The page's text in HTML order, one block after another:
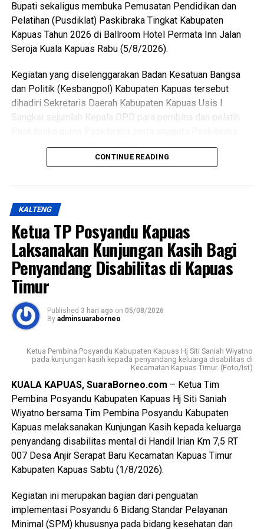
diberangkatkan menuju Bumi Perkemahan dan Graha
Wisata (Buperta) Cibubur Jakarta, untuk mengikuti agenda
Jamnas pada 13–23 Agustus 2026.
“Mereka akan bergabung dengan Pramuka Penggalang se-
Indonesia menurut informasi juga hadir Pramuka se-Asia
Tenggara. Ini merupakan hal positif bagi perkembangan
anak-anak terutama duta Pramuka Kabupaten Kapuas,”
ujarnya. (Ujg/SB)
Messenger
Bupati sekaligus membuka Pemusatan Pendidikan dan
Pelatihan (Pusdiklat) Paskibraka Tingkat Kabupaten
Kapuas Tahun 2026 di Ballroom Hotel Permata Inn Jalan
Seroja Kuala Kapuas Rabu (5/8/2026).
Kegiatan yang diselenggarakan Badan Kesatuan Bangsa
dan Politik (Kesbangpol) Kabupaten Kapuas tersebut
dihadiri Sekretaris Daerah Kabupaten Kapuas Usis I
Sangkai sejumlah Kepala OPD para pembina dan pelatih
Kabupaten Kapuas Tahun 2026.
Kabupaten Kapuas berkomitmen mewujudkan
sumber daya manusia sebagai bagian dari visi daerah,
yakni mewujudkan masyarakat Kabupaten Kapuas yang
berdaya saing, sejahtera indah aman dan religius.
Ia mengatakan keberhasilan pembangunan tidak hanya
diukur dari kemajuan fisik dan ekonomi tetapi juga dari
lahirnya generasi muda yang memiliki integritas jiwa
nasionalisme mampu beradaptasi dengan perkembangan
zaman, serta tetap berpegang teguh pada nilai-nilai
bernegara.
$Paskibraka merupakan wadah pembentukan karakter
generasi muda yang berlandaskan nilai-nilai Pancasila
cinta tanah air disiplin tanggung jawab kepemimpinan, dan
semangat gotong royong,” ujarnya.
Kepala Badan Kesbangpol Kabupaten Kapuas Yunabut
menyampaikan kegiatan tersebut merupakan tindak lanjut
Keputusan Kepala Badan Pembinaan Ideologi Pancasila
(BPIP) Nomor 50 Tahun 2024 tentang Tata Cara
Pengangkatan Pertama Kali Pelaksana Duta Pancasila
Paskibraka Indonesia Tingkat Provinsi dan
CONTINUE READING
KALTENG
Ketua TP Posyandu Kapuas
Laksanakan Kunjungan Kasih Bagi
Penyandang Disabilitas di Kapuas
Timur
Published 3 hari ago on 05/08/2026
By adminsuaraborneo
Ketua Pembina Posyandu Kabupaten Kapuas Hj Siti Saniah Wiyatno
pada kunjungan kasih kepada penyandang keluarga disabilitas di
Kecamatan Kapuas Timur. (Foto/Ist)
KUALA KAPUAS, SuaraBorneo.com – Ketua Tim
Pembina Posyandu Kabupaten Kapuas Hj Siti Saniah
Wiyatno bersama Tim Pembina Posyandu Kabupaten
Kapuas melaksanakan Kunjungan Kasih kepada keluarga
penyandang disabilitas mental di Handil Irian Km 7,5 RT
007 Desa Anjir Serapat Baru Kecamatan Kapuas Timur
Kabupaten Kapuas Sabtu (1/8/2026).
Kegiatan ini merupakan bagian dari penguatan
implementasi Posyandu 6 Bidang Standar Pelayanan
Minimal (SPM) khususnya pada bidang kesehatan dan